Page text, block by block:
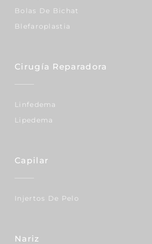
Bolas De Bichat
Blefaroplastia
Cirugía Reparadora
Linfedema
Lipedema
Capilar
Injertos De Pelo
Nariz